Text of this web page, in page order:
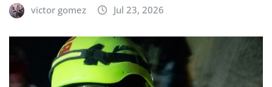
victor gomez Jul 23, 2026